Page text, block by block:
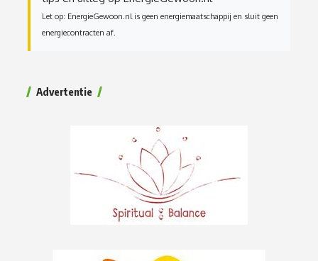
Let op: EnergieGewoon.nl is geen energiemaatschappij en sluit geen
energiecontracten af.
Advertentie